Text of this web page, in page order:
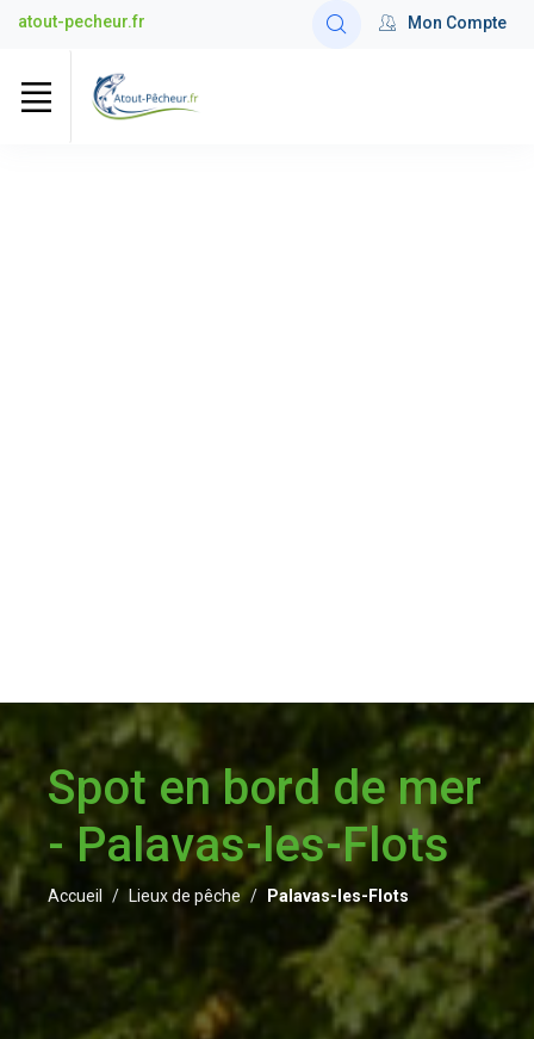
atout-pecheur.fr Mon Compte
Spot en bord de mer
- Palavas-les-Flots
Accueil Lieux de pêche Palavas-les-Flots